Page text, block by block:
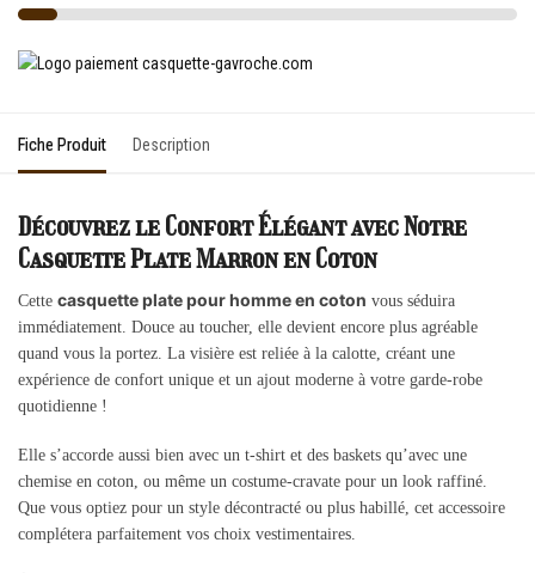
Fiche Produit Description
Découvrez le Confort Élégant avec Notre
Casquette Plate Marron en Coton
Cette casquette plate pour homme en coton vous séduira
immédiatement. Douce au toucher, elle devient encore plus agréable
quand vous la portez. La visière est reliée à la calotte, créant une
expérience de confort unique et un ajout moderne à votre garde-robe
quotidienne !
Elle s’accorde aussi bien avec un t-shirt et des baskets qu’avec une
chemise en coton, ou même un costume-cravate pour un look raffiné.
Que vous optiez pour un style décontracté ou plus habillé, cet accessoire
complétera parfaitement vos choix vestimentaires.